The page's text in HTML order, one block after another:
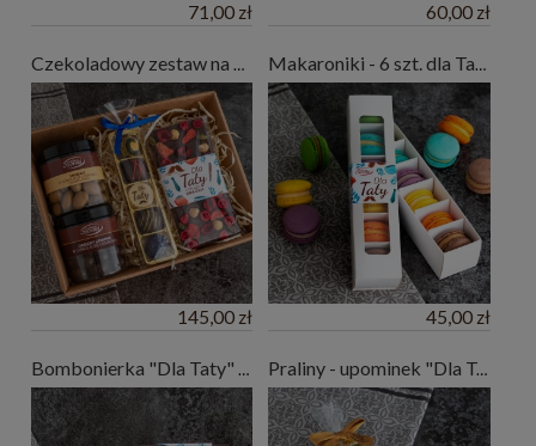
71,00 zł 60,00 zł
Czekoladowy zestaw na Dzień Ojca
145,00 zł
Makaroniki - 6 szt. dla Taty - słodki upominek na Dzień Ojca
45,00 zł
Bombonierka "Dla Taty" - słodki upominek na Dzień Ojca - 4 praliny Praliny - upominek "Dla Taty" z okazji Dnia Ojca - 5 szt.